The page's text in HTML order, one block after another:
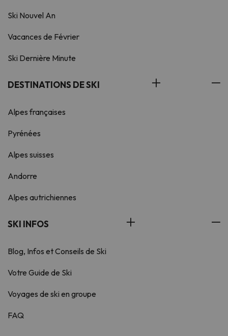
Ski Nouvel An
Vacances de Février
Ski Dernière Minute
DESTINATIONS DE SKI
Alpes françaises
Pyrénées
Alpes suisses
Andorre
Alpes autrichiennes
SKI INFOS
Blog, Infos et Conseils de Ski
Votre Guide de Ski
Voyages de ski en groupe
FAQ